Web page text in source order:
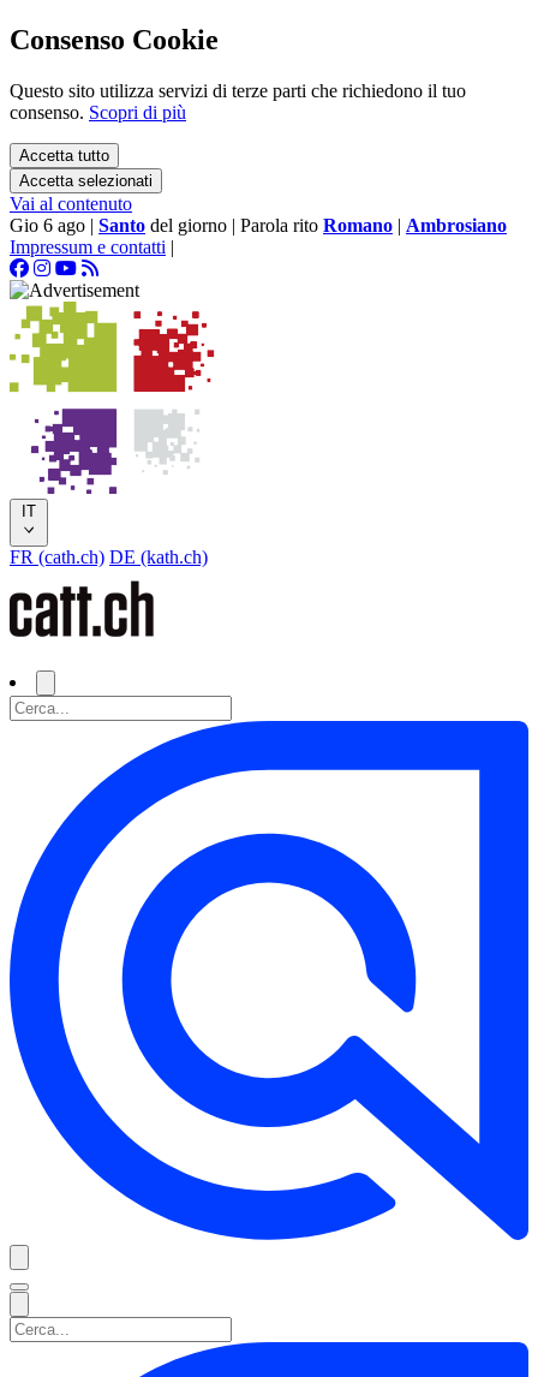
Consenso Cookie
Questo sito utilizza servizi di terze parti che richiedono il tuo
consenso. Scopri di più
Accetta tutto
Accetta selezionati
Vai al contenuto
Gio 6 ago | Santo del giorno | Parola rito Romano | Ambrosiano
Impressum e contatti |
IT
FR (cath.ch) DE (kath.ch)